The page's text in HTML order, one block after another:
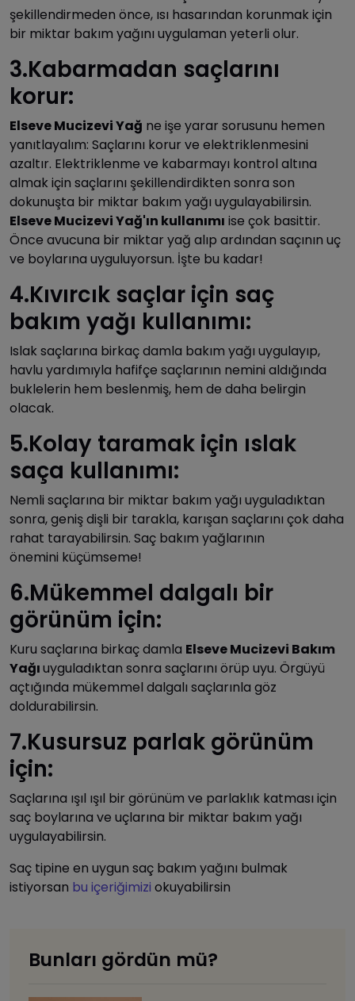
şekillendirmeden önce, ısı hasarından korunmak için
bir miktar bakım yağını uygulaman yeterli olur.
3.Kabarmadan saçlarını
korur:
Elseve Mucizevi Yağ ne işe yarar sorusunu hemen
yanıtlayalım: Saçlarını korur ve elektriklenmesini
azaltır. Elektriklenme ve kabarmayı kontrol altına
almak için saçlarını şekillendirdikten sonra son
dokunuşta bir miktar bakım yağı uygulayabilirsin.
Elseve Mucizevi Yağ'ın kullanımı ise çok basittir.
Önce avucuna bir miktar yağ alıp ardından saçının uç
ve boylarına uyguluyorsun. İşte bu kadar!
4.Kıvırcık saçlar için saç
bakım yağı kullanımı:
Islak saçlarına birkaç damla bakım yağı uygulayıp,
havlu yardımıyla hafifçe saçlarının nemini aldığında
buklelerin hem beslenmiş, hem de daha belirgin
olacak.
5.Kolay taramak için ıslak
saça kullanımı:
Nemli saçlarına bir miktar bakım yağı uyguladıktan
sonra, geniş dişli bir tarakla, karışan saçlarını çok daha
rahat tarayabilirsin. Saç bakım yağlarının
önemini küçümseme!
6.Mükemmel dalgalı bir
görünüm için:
Kuru saçlarına birkaç damla Elseve Mucizevi Bakım
Yağıuyguladıktan sonra saçlarını örüp uyu. Örgüyü
açtığında mükemmel dalgalı saçlarınla göz
doldurabilirsin.
7.Kusursuz parlak görünüm
için:
Saçlarına ışıl ışıl bir görünüm ve parlaklık katması için
saç boylarına ve uçlarına bir miktar bakım yağı
uygulayabilirsin.
Saç tipine en uygun saç bakım yağını bulmak
istiyorsan bu içeriğimizi okuyabilirsin
Bunları gördün mü?